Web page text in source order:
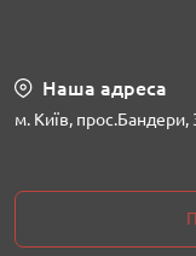
Наша адреса
м. Київ, прос.Бандери,